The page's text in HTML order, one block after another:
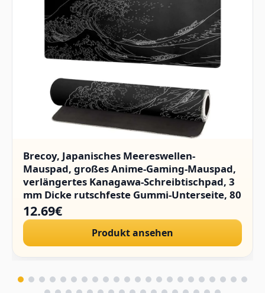
Brecoy, Japanisches Meereswellen-
Mauspad, großes Anime-Gaming-Mauspad,
verlängertes Kanagawa-Schreibtischpad, 3
mm Dicke rutschfeste Gummi-Unterseite, 80
x 30 cm.
12.69€
Produkt ansehen